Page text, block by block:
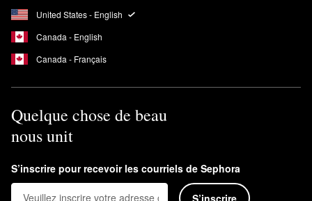
United States - English
Canada - English
Canada - Français
Quelque chose de beau
nous unit
S’inscrire pour recevoir les courriels de Sephora
S’inscrire